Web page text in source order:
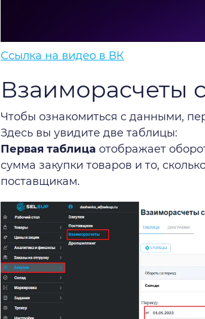
Ссылка на видео в ВК
Взаиморасчеты
Чтобы ознакомиться с данными,
Здесь вы увидите две таблицы:
Первая таблица отображает
сумма закупки товаров и то,
поставщикам.